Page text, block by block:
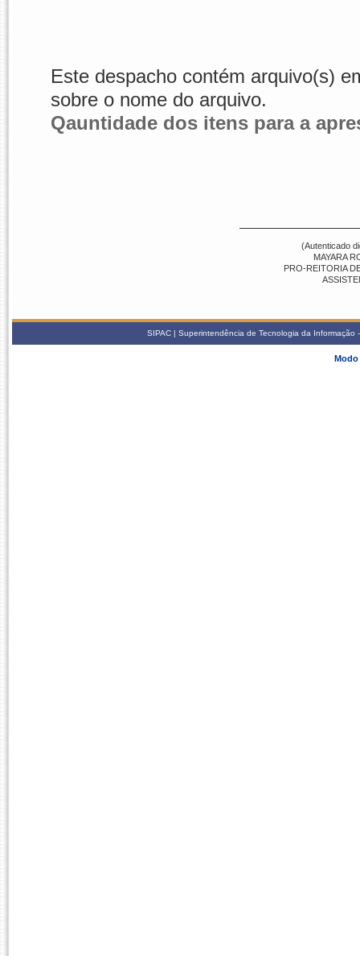
Este despacho contém arquivo(s)
sobre o nome do arquivo.
Qauntidade dos itens para a
(Autenticado
MAYARA
PRO-REITORIA
SIPAC | Superintendência de Tecnologia da
Modo